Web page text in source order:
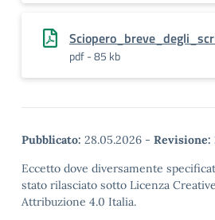
pdf - 85 kb
Pubblicato: 28.05.2026 - Revisione:
Eccetto dove diversamente
stato rilasciato sotto Licenza
Attribuzione 4.0 Italia.